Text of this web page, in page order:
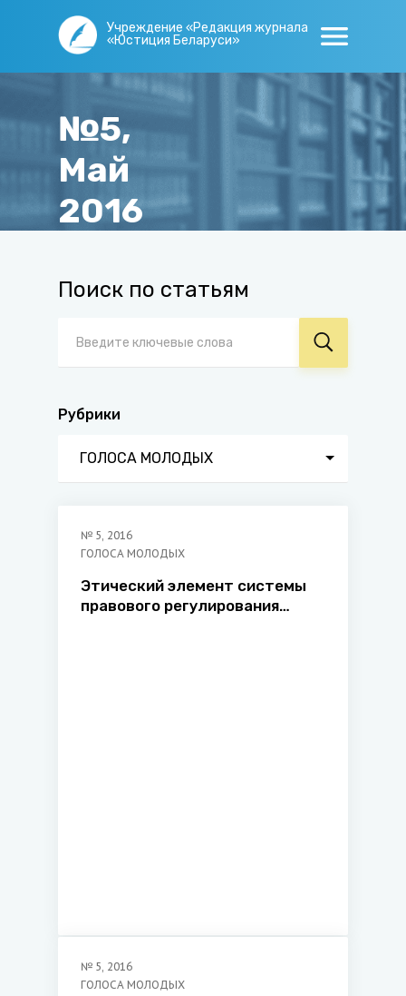
Учреждение «Редакция журнала
«Юстиция Беларуси»
№5,
Май
2016
Поиск по статьям
Рубрики
ГОЛОСА МОЛОДЫХ
№ 5, 2016
ГОЛОСА МОЛОДЫХ
Этический элемент системы
правового регулирования
№ 5, 2016
ГОЛОСА МОЛОДЫХ